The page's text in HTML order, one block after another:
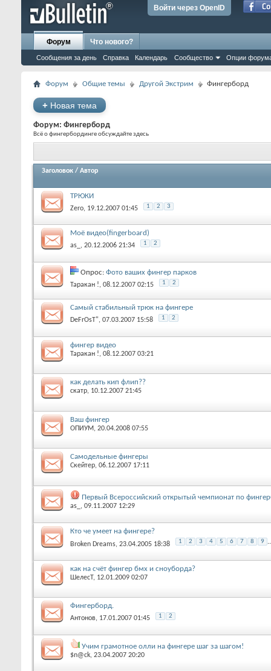
Войти через OpenID
Форум
Сообщения за день Справка Календарь Сообщество Опции
Что нового?
Форум Общие темы Другой Экстрим Фингерборд
+ Новая тема
Форум: Фингерборд
Всё о фингербординге обсуждайте здесь
Заголовок / Автор
ТРЮКИ
Zеro‎, 19.12.2007 01:45 1 2 3
Моё видео(fingerboard)
as_ ‎, 20.12.2006 21:34 1 2
Опрос: Фото ваших фингер парков
Таракан !‎, 08.12.2007 02:15 1 2
Самый стабильный трюк на фингере
DeFrOsT"‎, 07.03.2007 15:58 1 2
фингер видео
Таракан !‎, 08.12.2007 03:21
как делать кип флип??
скатр‎, 10.12.2007 21:45
Ваш фингер
ОПИУМ‎, 20.04.2008 07:55
Самодельные фингеры
Скейтер‎, 06.12.2007 17:11
Первый Всероссийский открытый чемпионат по
as_ ‎, 09.11.2007 12:29
Кто че умеет на фингере?
Broken Dreams‎, 23.04.2005 18:38 1 2 3 4 5 6 7 8 9
как на счёт фингер бмх и сноуборда?
ШелесТ‎, 12.01.2009 02:07
Фингерборд.
Антонов‎, 17.01.2007 01:45 1 2
Учим грамотное олли на фингере шаг за шагом!
$n@ck‎, 23.04.2007 20:20